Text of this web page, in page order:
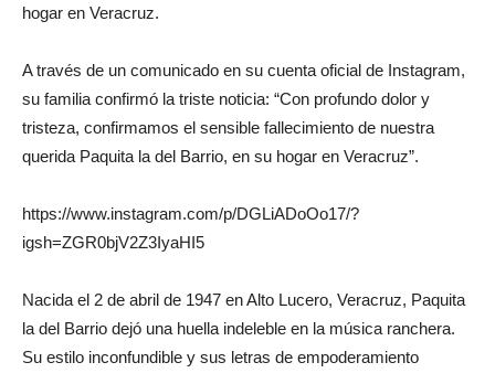
hogar en Veracruz.
A través de un comunicado en su cuenta oficial de Instagram,
su familia confirmó la triste noticia: “Con profundo dolor y
tristeza, confirmamos el sensible fallecimiento de nuestra
querida Paquita la del Barrio, en su hogar en Veracruz”.
https://www.instagram.com/p/DGLiADoOo17/?
igsh=ZGR0bjV2Z3IyaHI5
Nacida el 2 de abril de 1947 en Alto Lucero, Veracruz, Paquita
la del Barrio dejó una huella indeleble en la música ranchera.
Su estilo inconfundible y sus letras de empoderamiento